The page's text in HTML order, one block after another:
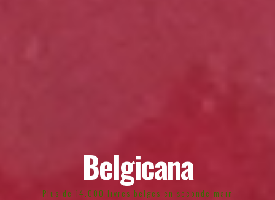
Belgicana
Plus de 14.000 livres belges en seconde main